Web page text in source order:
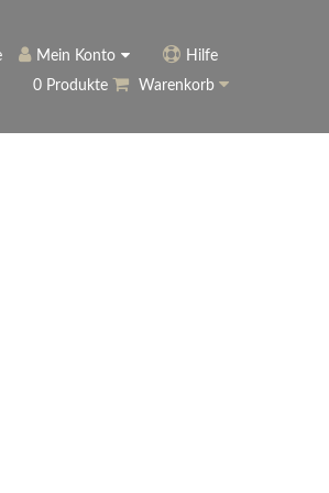
Mein Konto
Anmelden
Hilfe
0 Produkte
Warenkorb